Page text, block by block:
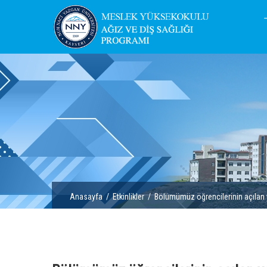
Anasayfa /Etkinlikler/ Bölümümüz öğrencilerinin açılan